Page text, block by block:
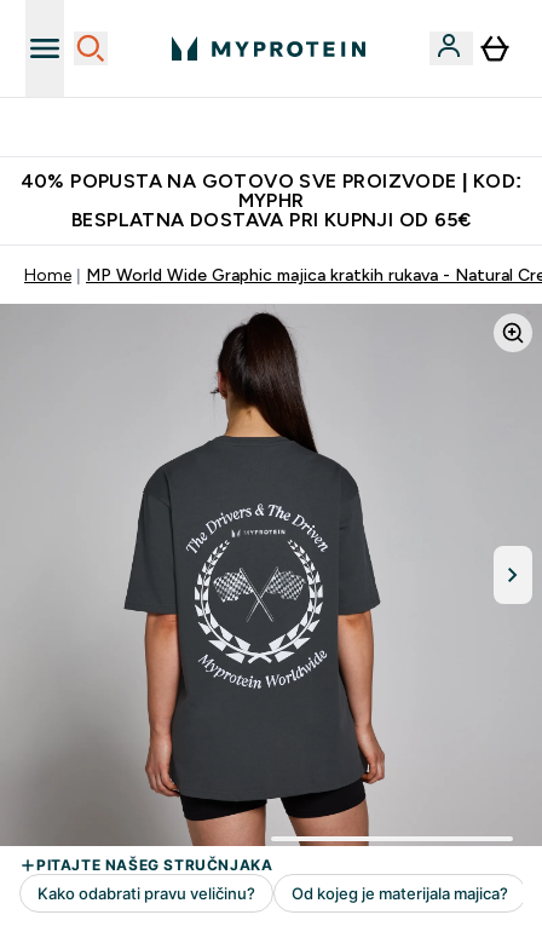
40% POPUSTA NA GOTOVO SVE PROIZVODE | KOD:
MYPHR
BESPLATNA DOSTAVA PRI KUPNJI OD 65€
Home MP World Wide Graphic majica kratkih rukava - Natural